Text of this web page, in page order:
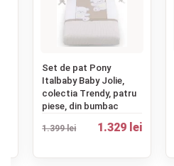
Set de pat Pony
Italbaby Baby Jolie,
colectia Trendy, patru
piese, din bumbac
1.399 lei 1.329 lei